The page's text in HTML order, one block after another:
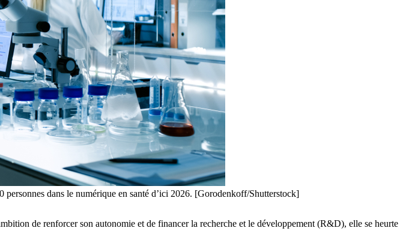
dans le numérique en santé d’ici 2026. [Gorodenkoff/Shutterstock]
de renforcer son autonomie et de financer la recherche et le développement (R&D), elle se heurte